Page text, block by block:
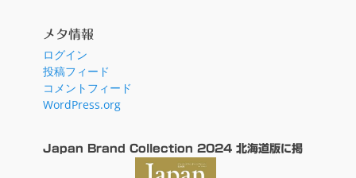
メタ情報
ログイン
投稿フィード
コメントフィード
WordPress.org
Japan Brand Collection 2024 北海道版に掲